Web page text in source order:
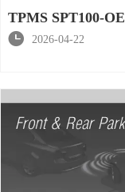
TPMS SPT100-OE

2026-04-22